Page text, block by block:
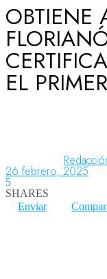
Aerolíneas
Aeronáutica
OBTIENE
EL
26 febrero, 2025
5
SHARES
Enviar